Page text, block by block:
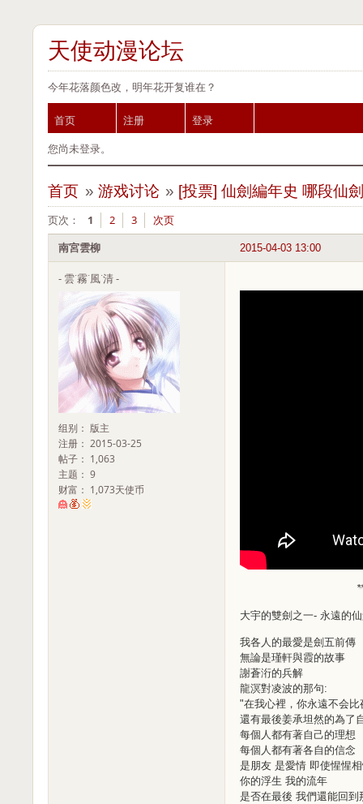
天使动漫论坛
今年花落颜色改，明年花开复谁在？
首页 注册
登录
您尚未登录。
首页 » 游戏讨论 » [投票] 仙劍編年史 哪段仙
页次： 1 2 3 次页
2015-04-03 13:00
南宮雲柳
- 雲˙霧˙風˙清 -
组别： 版主
注册： 2015-03-25
帖子： 1,063
主题： 9
财富： 1,073天使币
大宇的雙劍之一- 永遠的
我各人的最愛是劍五前傳
無論是瑾軒與霞的故事
謝蒼洐的兵解
龍溟對凌波的那句:
"在我心裡，你永遠不会
還有最後姜承坦然的為了
每個人都有著自己的理想
每個人都有著各自的信念
是朋友 是愛情 即使惺惺
你的浮生 我的流年
是否在最後 我們還能回到